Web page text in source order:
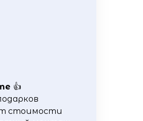
👍
стоимости